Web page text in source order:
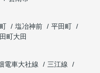
塩冶神前
平田町
町大田
電車大社線
三江線